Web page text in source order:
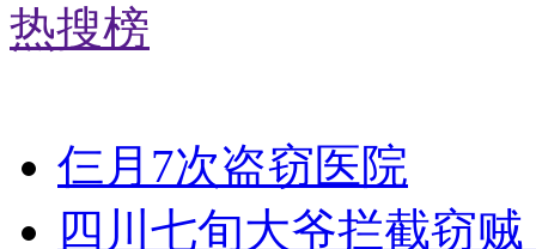
热搜榜
仨月7次盗窃医院
四川七旬大爷拦截窃